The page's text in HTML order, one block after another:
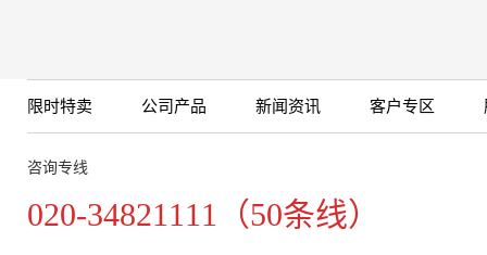
限时特卖 公司产品 新闻资讯 客户专区
咨询专线
020-34821111（50条线）